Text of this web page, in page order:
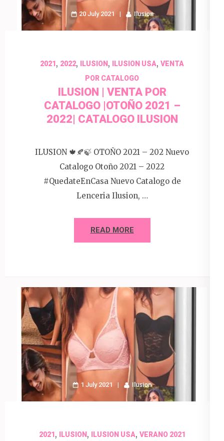
20 July 2021 Ilusion
2021, 2022, ILUSION , ILUSION USA, VENTA
POR CATALOGO
ILUSION | VENTA POR
CATALOGO |OTOÑO 2021 –
2022| CATALOGO ILUSION
ILUSION 🍁🍂🍃 OTOÑO 2021 – 202 Nuevo
Catalogo Otoño 2021 – 2022
#QuedateEnCasa Nuevo Catalogo de
Lenceria Ilusion, …
READ MORE
1 July 2021 Ilusion
2021, ILUSION, ILUSION USA, VERANO 2021